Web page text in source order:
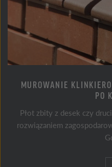
MUROWANIE
PO
Płot zbity z desek czy
rozwiązaniem